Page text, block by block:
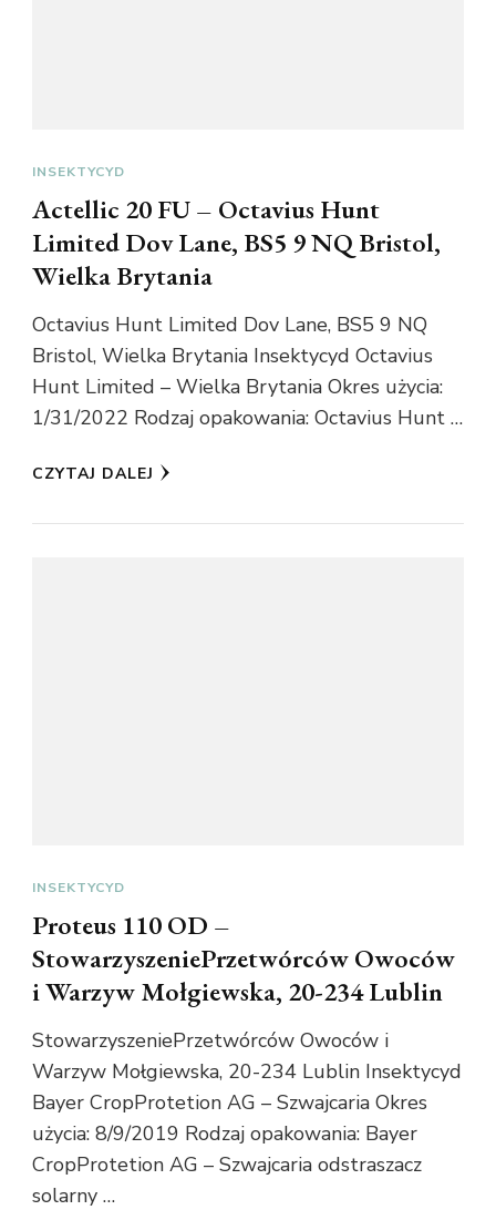
INSEKTYCYD
Actellic 20 FU – Octavius Hunt
Limited Dov Lane, BS5 9 NQ Bristol,
Wielka Brytania
Octavius Hunt Limited Dov Lane, BS5 9 NQ
Bristol, Wielka Brytania Insektycyd Octavius
Hunt Limited – Wielka Brytania Okres użycia:
1/31/2022 Rodzaj opakowania: Octavius Hunt …
CZYTAJ DALEJ
INSEKTYCYD
Proteus 110 OD –
StowarzyszeniePrzetwórców Owoców
i Warzyw Mołgiewska, 20-234 Lublin
StowarzyszeniePrzetwórców Owoców i
Warzyw Mołgiewska, 20-234 Lublin Insektycyd
Bayer CropProtetion AG – Szwajcaria Okres
użycia: 8/9/2019 Rodzaj opakowania: Bayer
CropProtetion AG – Szwajcaria odstraszacz
solarny …